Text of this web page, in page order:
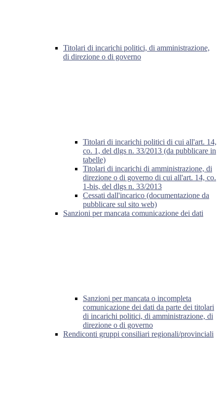
Titolari di incarichi politici, di amministrazione,
di direzione o di governo
Titolari di incarichi politici di cui all'art. 14,
co. 1, del dlgs n. 33/2013 (da pubblicare in
tabelle)
Titolari di incarichi di amministrazione, di
direzione o di governo di cui all'art. 14, co.
1-bis, del dlgs n. 33/2013
Cessati dall'incarico (documentazione da
pubblicare sul sito web)
Sanzioni per mancata comunicazione dei dati
Sanzioni per mancata o incompleta
comunicazione dei dati da parte dei titolari
di incarichi politici, di amministrazione, di
direzione o di governo
Rendiconti gruppi consiliari regionali/provinciali